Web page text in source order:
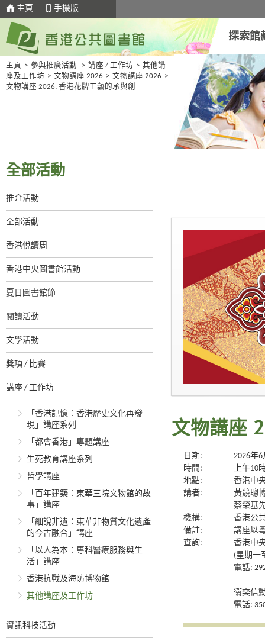
主頁 手機版
探索館
主頁 > 參與推廣活動 > 講座 / 工作坊 > 其他講
座及工作坊 > 文物講座 2026 > 文物講座 2026 >
文物講座 2026: 香港花牌工藝的承與創
全部活動
推介活動
全部活動
香港悅讀周
香港中央圖書館活動
夏日圖書館節
閱讀活動
文學活動
獎項 / 比賽
講座 / 工作坊
「香港記憶：香港歷史文化再發
現」講座系列
「都會香港」專題講座
生死教育講座系列
哲學講座
「百年建築：東華三院文物館的故
事」講座
「細說非遺：東華非物質文化遺產
的今古融合」講座
「以人為本：專科醫療服務與生
活」講座
香港抗戰及海防博物館
其他講座及工作坊
資訊科技活動
文物講座
日期:
2026年
時間:
上午10
地點:
香港中
講者:
黃競聰
蔡榮基
機構:
香港公
備註:
講座以
查詢:
香港中
(星期一
電話:
衞奕信
電話: